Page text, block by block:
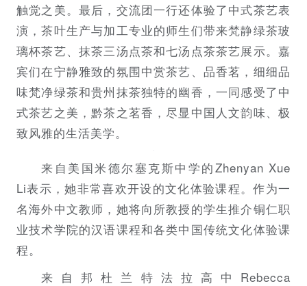
触觉之美。最后，交流团一行还体验了中式茶艺表
演，茶叶生产与加工专业的师生们带来梵静绿茶玻
璃杯茶艺、抹茶三汤点茶和七汤点茶茶艺展示。嘉
宾们在宁静雅致的氛围中赏茶艺、品香茗，细细品
味梵净绿茶和贵州抹茶独特的幽香，一同感受了中
式茶艺之美，黔茶之茗香，尽显中国人文韵味、极
致风雅的生活美学。
来自美国米德尔塞克斯中学的Zhenyan Xue
Li表示，她非常喜欢开设的文化体验课程。作为一
名海外中文教师，她将向所教授的学生推介铜仁职
业技术学院的汉语课程和各类中国传统文化体验课
程。
来自邦杜兰特法拉高中Rebecca